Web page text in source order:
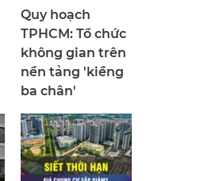
Quy hoạch
TPHCM: Tổ chức
không gian trên
nền tảng 'kiềng
ba chân'